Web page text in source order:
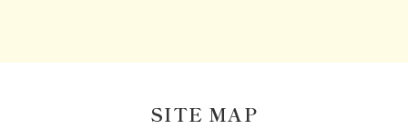
SITE MAP